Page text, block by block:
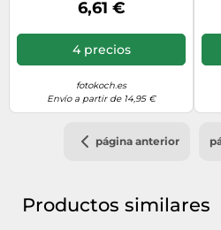
6,61 €
4 precios
fotokoch.es
Envío a partir de 14,95 €
página anterior
Productos similares